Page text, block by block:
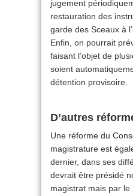
jugement
restauration des
garde des Sceaux à
Enfin, on pourrait
faisant l’objet de
soient
détention provisoire.
D’autres
Une réforme du
magistrature est
dernier, dans ses
devrait être présidé
magistrat mais par